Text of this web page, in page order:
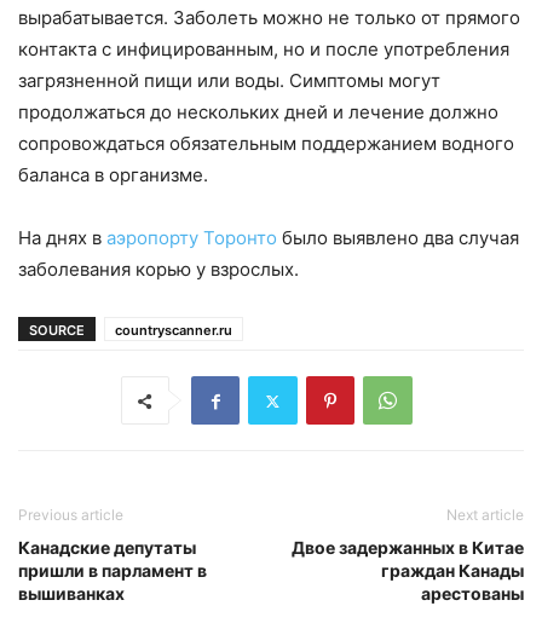
вырабатывается. Заболеть можно не только от прямого
контакта с инфицированным, но и после употребления
загрязненной пищи или воды. Симптомы могут
продолжаться до нескольких дней и лечение должно
сопровождаться обязательным поддержанием водного
баланса в организме.
На днях в аэропорту Торонто было выявлено два случая
заболевания корью у взрослых.
SOURCE countryscanner.ru
Previous article
Канадские депутаты
пришли в парламент в
вышиванках
Next article
Двое задержанных в Китае
граждан Канады
арестованы